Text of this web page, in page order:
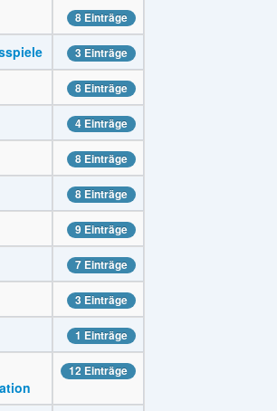
8 Einträge
3 Einträge
8 Einträge
4 Einträge
8 Einträge
8 Einträge
9 Einträge
7 Einträge
3 Einträge
1 Einträge
12 Einträge